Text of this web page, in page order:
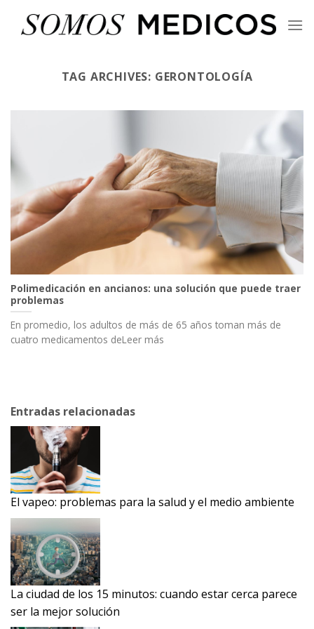
TAG ARCHIVES: GERONTOLOGÍA
Polimedicación en ancianos: una solución que puede traer
problemas
En promedio, los adultos de más de 65 años toman más de
cuatro medicamentos deLeer más
Entradas relacionadas
El vapeo: problemas para la salud y el medio ambiente
La ciudad de los 15 minutos: cuando estar cerca parece
ser la mejor solución